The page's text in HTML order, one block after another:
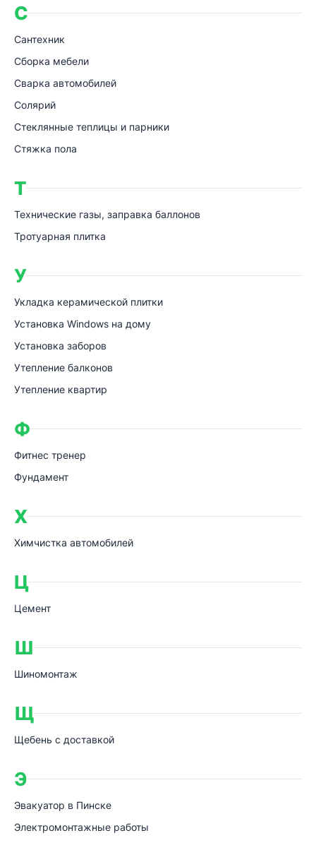
С
Сантехник
Сборка мебели
Сварка автомобилей
Солярий
Стеклянные теплицы и парники
Стяжка пола
Т
Технические газы, заправка баллонов
Тротуарная плитка
У
Укладка керамической плитки
Установка Windows на дому
Установка заборов
Утепление балконов
Утепление квартир
Ф
Фитнес тренер
Фундамент
Х
Химчистка автомобилей
Ц
Цемент
Ш
Шиномонтаж
Щ
Щебень с доставкой
Э
Эвакуатор в Пинске
Электромонтажные работы